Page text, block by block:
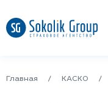
Главная КАСКО